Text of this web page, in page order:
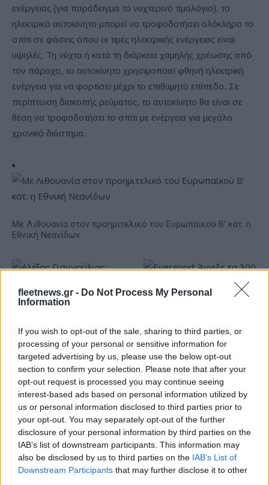
fleetnews.gr - Do Not Process My Personal
Information
If you wish to opt-out of the sale, sharing to third parties, or
processing of your personal or sensitive information for
targeted advertising by us, please use the below opt-out
section to confirm your selection. Please note that after your
opt-out request is processed you may continue seeing
interest-based ads based on personal information utilized by
us or personal information disclosed to third parties prior to
your opt-out. You may separately opt-out of the further
disclosure of your personal information by third parties on the
IAB’s list of downstream participants. This information may
also be disclosed by us to third parties on the IAB’s List of
Downstream Participants that may further disclose it to other
ενέργειας (για παράδειγμα το νυχτερινό τιμολόγιο), το
ηλεκτρικό αυτοκίνητο μπορεί να τροφοδοτήσει ολόκληρο το
σπίτι σε φάσεις όπου οι τιμές ηλεκτρικής ενέργειας είναι
υψηλές. Τη νύχτα ή κατά τη διάρκεια χαμηλής χρέωσης από
τον πάροχο, το αυτοκίνητο χρησιμοποιεί φθηνή ηλεκτρική
ενέργεια για να φορτίσει μέχρι το επιθυμητό επίπεδο. Σε
περίπτωση διακοπής ρεύματος, το αυτοκίνητο θα είναι σε
θέση να τροφοδοτήσει το σπίτι με ενέργεια για μεγάλο
χρονικό διάστημα.
Με Λιθουανία στον προημιτελικό του Ευρωπαϊκού Β' κατ. η
Εθνική Νεανίδων
Αλέξης Γιαννούλιας:
Υποψήφιος Δήμαρχος στο
Σικάγο ο άλλοτε παίκτης
του Πανιώνιου
Evergood: Άγγιξε τα 300
εκατ. ο τζίρος- Στα 10 εκατ.
ευρώ το τίμημα για το 60%
του Jackaroo
Όμιλος AKTOR: Εξαγοράζει το 75% των ΗΛΕΚΤΩΡ και
THALIS – Στρατηγική συνεργασία με τη Motor Oil